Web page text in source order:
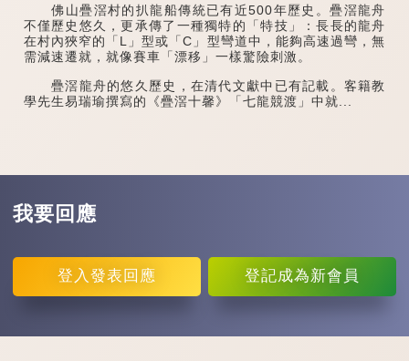
佛山疊滘村的扒龍船傳統已有近500年歷史。疊滘龍舟
不僅歷史悠久，更承傳了一種獨特的「特技」：長長的龍舟
在村內狹窄的「L」型或「C」型彎道中，能夠高速過彎，無
需減速遷就，就像賽車「漂移」一樣驚險刺激。
疊滘龍舟的悠久歷史，在清代文獻中已有記載。客籍教
學先生易瑞瑜撰寫的《疊滘十馨》「七龍競渡」中就...
我要回應
登入 發表回應 登記成為新會員